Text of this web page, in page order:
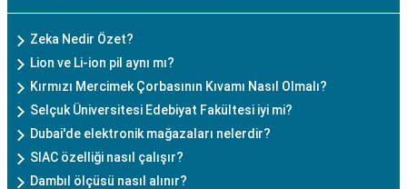
Zeka Nedir Özet?
Lion ve Li-ion pil aynı mı?
Kırmızı Mercimek Çorbasının Kıvamı Nasıl Olmalı?
Selçuk Üniversitesi Edebiyat Fakültesi iyi mi?
Dubai'de elektronik mağazaları nelerdir?
SIAC özelliği nasıl çalışır?
Dambıl ölçüsü nasıl alınır?